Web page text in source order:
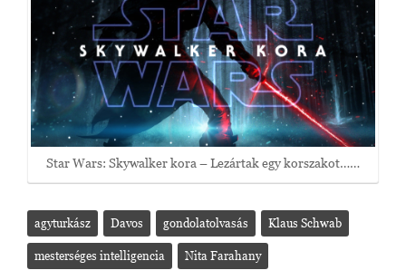
Star Wars: Skywalker kora – Lezártak egy korszakot……
agyturkász Davos gondolatolvasás Klaus Schwab
mesterséges intelligencia Nita Farahany